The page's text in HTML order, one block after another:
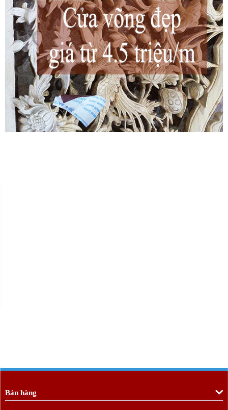
cách viền ngoài mép là những vây răng cưa (kiểu vây rồng), mặt
thân có nhiều lớp trang trí bổ dọc, cân xứng hai bên, ôm lấy một
mặt phẳng chính, hình chữ nhật dài, ở giữa để ghi chữ như kiểu
câu đối.
Nội dung ghi trên bài vị (viết bằng chữ Hán Nôm theo chiều dọc
từ trên xuống, từ phải qua trái):
+ Hàng chính giữa nêu: Vai vế của người được làm bài vị
+ Hàng bên trái (từ trong nhìn ra) ghi ngày, tháng, năm sinh.
+ Hàng bên phải (từ trong nhìn ra) ghi ngày, tháng, năm mất.
+ Cuối cùng là 3 chữ “chi Linh vị”, cũng có khi ghi “Thần
chủ” hoặc “Linh vị”.
Số chữ viết trên bài vị phải chia hết cho 4, hoặc chia cho 4 còn dư
3 (không được dư 1 hoặc dư 2) theo cách đếm tuần tự 4 chữ: Quỷ
– Khốc – Linh – Thính; nếu là người nam thì phải vào chữ Linh
(dư 3), người nữ phải vào chữ Thính (chia hết) là được.
Bán hàng